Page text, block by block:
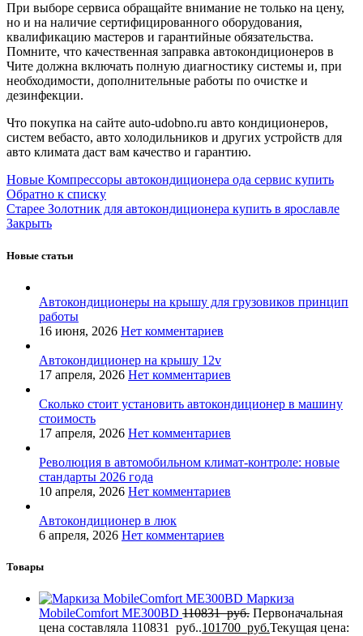
При выборе сервиса обращайте внимание не только на цену,
но и на наличие сертифицированного оборудования,
квалификацию мастеров и гарантийные обязательства.
Помните, что качественная заправка автокондиционеров в
Чите должна включать полную диагностику системы и, при
необходимости, дополнительные работы по очистке и
дезинфекции.
Что покупка на сайте auto-udobno.ru авто кондиционеров,
систем вебасто, авто холодильников и других устройств для
авто климата даст вам качество и гарантию.
Новые Компрессоры автокондиционера ода сервис купить
Обратно к списку
Старее Золотник для автокондиционера купить в ярославле
Закрыть
Новые статьи
Автокондиционеры на крышу для грузовиков принцип
работы
16 июня, 2026 Нет комментариев
Автокондиционер на крышу 12v
17 апреля, 2026 Нет комментариев
Сколько стоит установить автокондиционер в машину
стоимость
17 апреля, 2026 Нет комментариев
Революция в автомобильном климат-контроле: новые
стандарты 2026 года
10 апреля, 2026 Нет комментариев
Автокондиционер в люк
6 апреля, 2026 Нет комментариев
Товары
Маркиза
MobileComfort MЕ300BD 110831руб. Первоначальная
цена составляла 110831 руб..101700 руб.Текущая цена: